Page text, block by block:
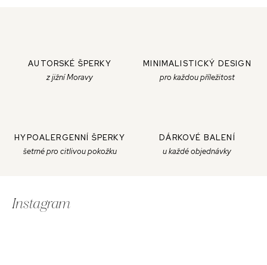
AUTORSKÉ ŠPERKY
z jižní Moravy
MINIMALISTICKÝ DESIGN
pro každou příležitost
HYPOALERGENNÍ ŠPERKY
šetrné pro citlivou pokožku
DÁRKOVÉ BALENÍ
u každé objednávky
Instagram